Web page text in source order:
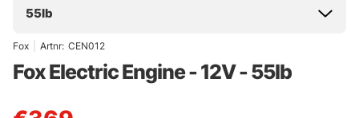
55lb
Fox Artnr: CEN012
Fox Electric Engine - 12V - 55lb